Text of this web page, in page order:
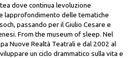
dove continua levoluzione
lapprofondimento delle tematiche
passando per il Giulio Cesare e
From the museum of sleep. Nel
Nuove Realtà Teatrali e dal 2002 al
un ciclo drammatico sulla vita e